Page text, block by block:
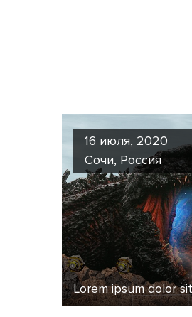
16 июля, 2020
Сочи, Россия
Lorem ipsum dolor